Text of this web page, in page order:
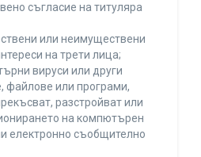
съгласие на титуляра
или неимуществени
на трети лица;
вируси или други
файлове или програми,
разстройват или
на компютърен
електронно съобщително